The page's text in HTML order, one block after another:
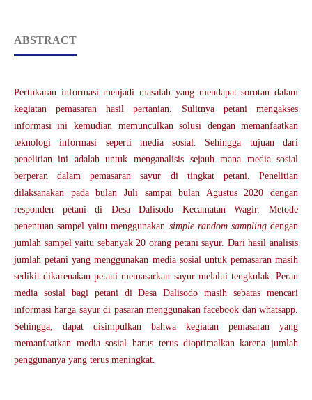
ABSTRACT
Pertukaran informasi menjadi masalah yang mendapat sorotan dalam
kegiatan pemasaran hasil pertanian. Sulitnya petani mengakses
informasi ini kemudian memunculkan solusi dengan memanfaatkan
teknologi informasi seperti media sosial. Sehingga tujuan dari
penelitian ini adalah untuk menganalisis sejauh mana media sosial
berperan dalam pemasaran sayur di tingkat petani. Penelitian
dilaksanakan pada bulan Juli sampai bulan Agustus 2020 dengan
responden petani di Desa Dalisodo Kecamatan Wagir. Metode
penentuan sampel yaitu menggunakan simple random samplingdengan
jumlah sampel yaitu sebanyak 20 orang petani sayur. Dari hasil analisis
jumlah petani yang menggunakan media sosial untuk pemasaran masih
sedikit dikarenakan petani memasarkan sayur melalui tengkulak. Peran
media sosial bagi petani di Desa Dalisodo masih sebatas mencari
informasi harga sayur di pasaran menggunakan facebook dan whatsapp.
Sehingga, dapat disimpulkan bahwa kegiatan pemasaran yang
memanfaatkan media sosial harus terus dioptimalkan karena jumlah
penggunanya yang terus meningkat.